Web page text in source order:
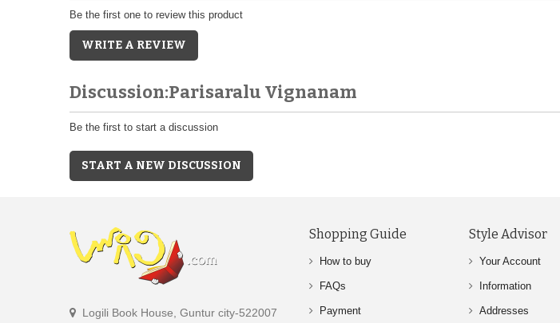
Be the first one to review this product
WRITE A REVIEW
Discussion:Parisaralu Vignanam
Be the first to start a discussion
START A NEW DISCUSSION
Logili Book House, Guntur city-522007
Shopping Guide
How to buy
FAQs
Payment
Style Advisor
Your Account
Information
Addresses